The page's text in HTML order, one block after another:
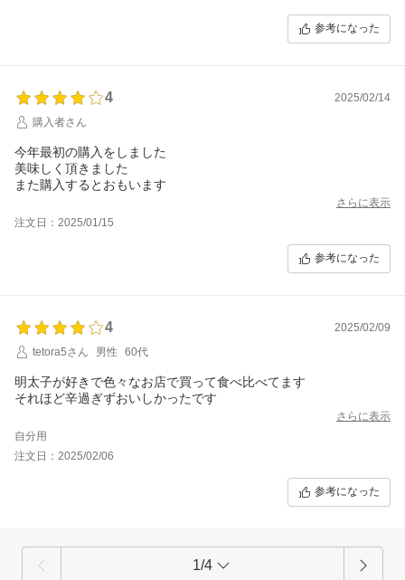
参考になった
4
2025/02/14
購入者さん
今年最初の購入をしました
美味しく頂きました
また購入するとおもいます
さらに表示
注文日：2025/01/15
参考になった
4
2025/02/09
tetora5さん
男性 60代
明太子が好きで色々なお店で買って食べ比べてます
それほど辛過ぎずおいしかったです
さらに表示
自分用
注文日：2025/02/06
参考になった
1/4